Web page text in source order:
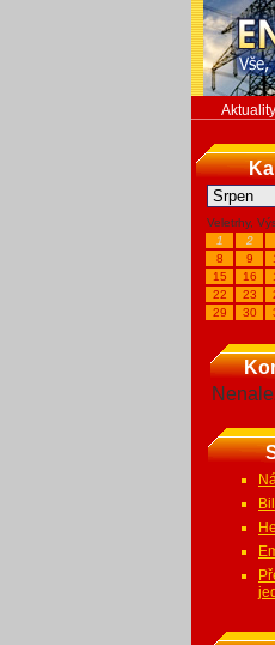
Aktuality
Veletrhy,
1
2
8
9
15
16
22
23
29
30